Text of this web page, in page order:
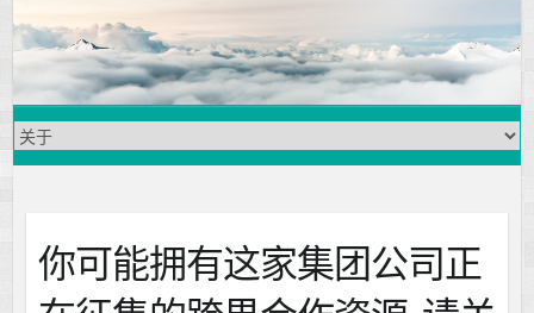
你可能拥有这家集团公司正